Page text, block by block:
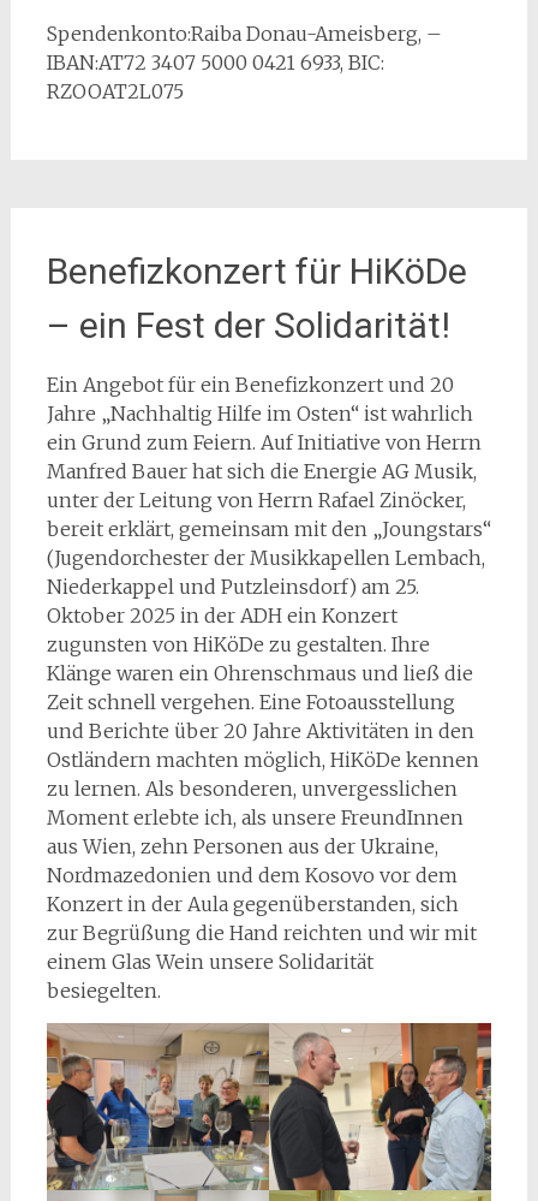
Spendenkonto:Raiba Donau-Ameisberg, –
IBAN:AT72 3407 5000 0421 6933, BIC:
RZOOAT2L075
Benefizkonzert für HiKöDe
– ein Fest der Solidarität!
Ein Angebot für ein Benefizkonzert und 20
Jahre „Nachhaltig Hilfe im Osten“ ist wahrlich
ein Grund zum Feiern. Auf Initiative von Herrn
Manfred Bauer hat sich die Energie AG Musik,
unter der Leitung von Herrn Rafael Zinöcker,
bereit erklärt, gemeinsam mit den „Joungstars“
(Jugendorchester der Musikkapellen Lembach,
Niederkappel und Putzleinsdorf) am 25.
Oktober 2025 in der ADH ein Konzert
zugunsten von HiKöDe zu gestalten. Ihre
Klänge waren ein Ohrenschmaus und ließ die
Zeit schnell vergehen. Eine Fotoausstellung
und Berichte über 20 Jahre Aktivitäten in den
Ostländern machten möglich, HiKöDe kennen
zu lernen. Als besonderen, unvergesslichen
Moment erlebte ich, als unsere FreundInnen
aus Wien, zehn Personen aus der Ukraine,
Nordmazedonien und dem Kosovo vor dem
Konzert in der Aula gegenüberstanden, sich
zur Begrüßung die Hand reichten und wir mit
einem Glas Wein unsere Solidarität
besiegelten.